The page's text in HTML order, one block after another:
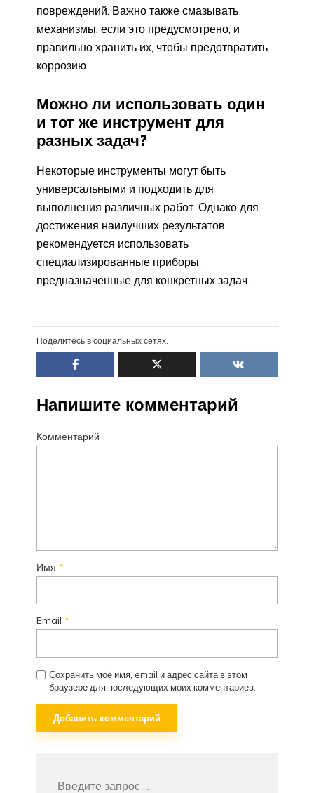
повреждений. Важно также смазывать
механизмы, если это предусмотрено, и
правильно хранить их, чтобы предотвратить
коррозию.
Можно ли использовать один
и тот же инструмент для
разных задач?
Некоторые инструменты могут быть
универсальными и подходить для
выполнения различных работ. Однако для
достижения наилучших результатов
рекомендуется использовать
специализированные приборы,
предназначенные для конкретных задач.
Поделитесь в социальных сетях:
Напишите комментарий
Комментарий
Имя *
Email *
Сохранить моё имя, email и адрес сайта в этом
браузере для последующих моих комментариев.